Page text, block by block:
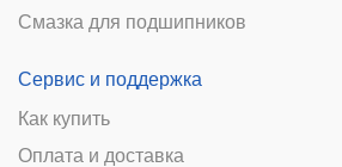
Смазка для подшипников
Сервис и поддержка
Как купить
Оплата и доставка